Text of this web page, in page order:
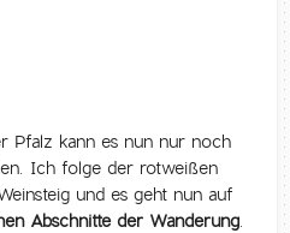
Pfalz kann es nun nur noch
Ich folge der rotweißen
und es geht nun auf
Abschnitte der Wanderung.